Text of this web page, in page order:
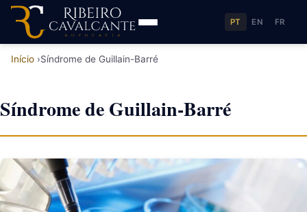
PT EN FR
Início Síndrome de Guillain-Barré
Síndrome de Guillain-Barré